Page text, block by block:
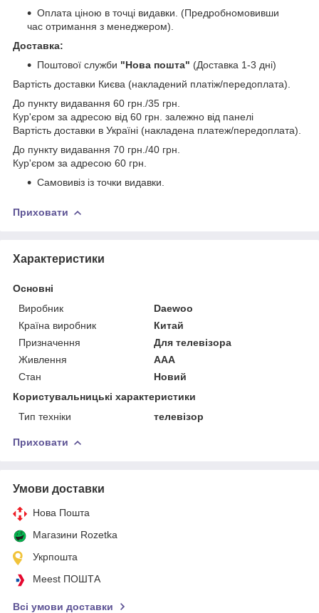
Оплата ціною в точці видавки. (Предробномовивши
час отримання з менеджером).
Доставка:
Поштової служби "Нова пошта" (Доставка 1-3 дні)
Вартість доставки Києва (накладений платіж/передоплата).
До пункту видавання 60 грн./35 грн.
Кур'єром за адресою від 60 грн. залежно від панелі
Вартість доставки в Україні (накладена платеж/передоплата).
До пункту видавання 70 грн./40 грн.
Кур'єром за адресою 60 грн.
Самовивіз із точки видавки.
Приховати
Характеристики
Основні
Виробник
Daewoo
Країна виробник
Китай
Призначення
Для телевізора
Живлення
AAA
Стан
Новий
Користувальницькі характеристики
Тип техніки
телевізор
Приховати
Умови доставки
Нова Пошта
Магазини Rozetka
Укрпошта
Meest ПОШТА
Всі умови доставки